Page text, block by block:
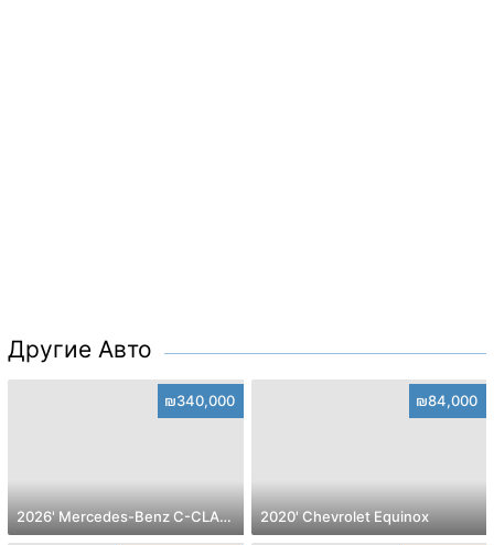
Другие Авто
₪340,000
2026' Mercedes-Benz C-CLASS
₪84,000
2020' Chevrolet Equinox